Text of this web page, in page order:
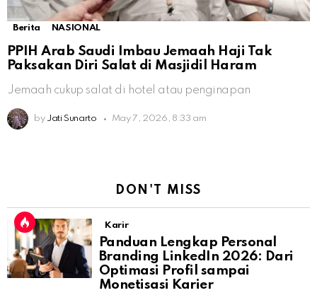
Berita NASIONAL
PPIH Arab Saudi Imbau Jemaah Haji Tak
Paksakan Diri Salat di Masjidil Haram
Jemaah cukup salat di hotel atau penginapan
by Jati Sunarto May 7, 2026, 8:33 am
DON'T MISS
Karir
Panduan Lengkap Personal
Branding LinkedIn 2026: Dari
Optimasi Profil sampai
Monetisasi Karier